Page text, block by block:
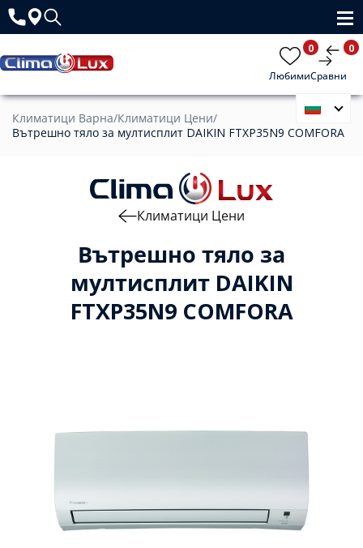
Любими
0
Сравни
0
Климатици Варна/Климатици Цени/
Вътрешно тяло за мултисплит DAIKIN FTXP35N9 COMFORA
Вътрешно тяло за
мултисплит DAIKIN
FTXP35N9 COMFORA
Климатици Цени